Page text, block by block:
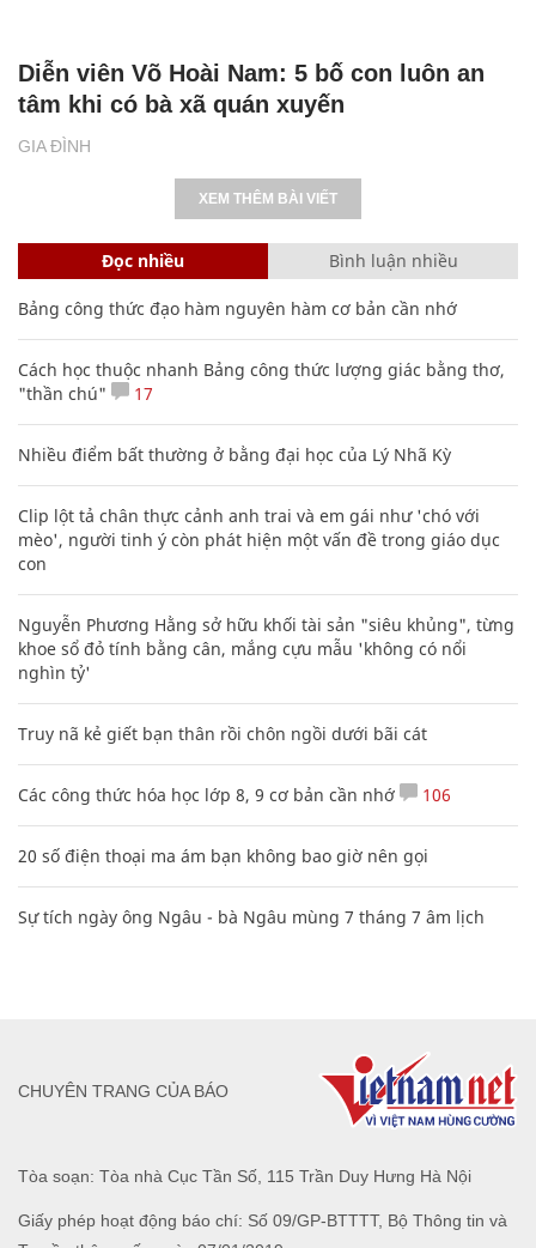
GIA ĐÌNH
Diễn viên Võ Hoài Nam: 5 bố con luôn an
tâm khi có bà xã quán xuyến
XEM THÊM BÀI VIẾT
Đọc nhiều Bình luận nhiều
Bảng công thức đạo hàm nguyên hàm cơ bản cần nhớ
Cách học thuộc nhanh Bảng công thức lượng giác bằng thơ,
"thần chú"
17
Nhiều điểm bất thường ở bằng đại học của Lý Nhã Kỳ
Clip lột tả chân thực cảnh anh trai và em gái như 'chó với
mèo', người tinh ý còn phát hiện một vấn đề trong giáo dục
con
Nguyễn Phương Hằng sở hữu khối tài sản "siêu khủng", từng
khoe sổ đỏ tính bằng cân, mắng cựu mẫu 'không có nổi
nghìn tỷ'
Truy nã kẻ giết bạn thân rồi chôn ngồi dưới bãi cát
Các công thức hóa học lớp 8, 9 cơ bản cần nhớ 106
20 số điện thoại ma ám bạn không bao giờ nên gọi
Sự tích ngày ông Ngâu - bà Ngâu mùng 7 tháng 7 âm lịch
Tòa soạn: Tòa nhà Cục Tần Số, 115 Trần Duy Hưng Hà Nội
Giấy phép hoạt động báo chí: Số 09/GP-BTTTT, Bộ Thông tin và
CHUYÊN TRANG CỦA BÁO